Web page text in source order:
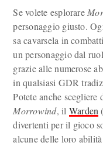
Se volete esplorare
personaggio giusto.
sa cavarsela in
un personaggio dal
grazie alle numerose
in qualsiasi GDR
Potete anche
Morrowind, il Warden
divertenti per il gioco
alcune delle loro